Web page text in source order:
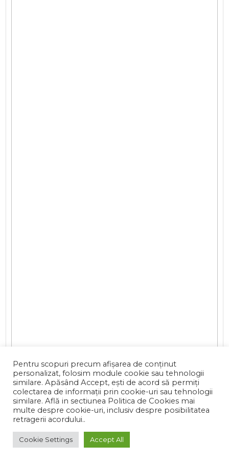
Pentru scopuri precum afișarea de conținut
personalizat, folosim module cookie sau tehnologii
similare. Apăsând Accept, ești de acord să permiți
colectarea de informații prin cookie-uri sau tehnologii
similare. Află in sectiunea Politica de Cookies mai
multe despre cookie-uri, inclusiv despre posibilitatea
retragerii acordului..
Cookie Settings Accept All